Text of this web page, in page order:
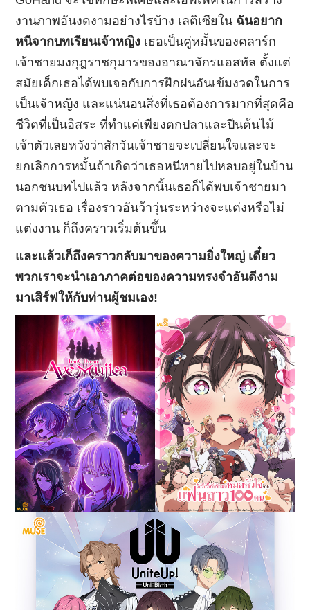
งานภาพอันงดงามอย่างไรบ้าง เลติเซียใน ฉันอยาก
หนีจากบทเรียนเจ้าหญิง เธอเป็นคู่หมั้นของคลาร์ก
เจ้าชายมงกุฎราชกุมารของอาณาจักรแอสทัล ตั้งแต่
สมัยเด็กเธอได้พบเจอกับการฝึกฝนอันเข้มงวดในการ
เป็นเจ้าหญิง และแน่นอนสิ่งที่เธอต้องการมากที่สุดคือ
ชีวิตที่เป็นอิสระ ที่ทำแค่เพียงตกปลาและปีนต้นไม้
เจ้าตัวเลยหวังว่าสักวันเจ้าชายจะเปลี่ยนใจและจะ
ยกเลิกการหมั้นถ้าเกิดว่าเธอหนีหายไปหลบอยู่ในบ้าน
นอกชนบทไปแล้ว หลังจากนั้นเธอก็ได้พบเจ้าชายมา
ตามตัวเธอ เรื่องราวอันว้าวุ่นระหว่างจะแต่งหรือไม่
แต่งงาน ก็ถึงคราวเริ่มต้นขึ้น
และแล้วเก็ถึงคราวกลับมาของความยิ่งใหญ่ เดี๋ยว
พวกเราจะนำเอาภาคต่อของความทรงจำอันดีงาม
มาเสิร์ฟให้กับท่านผู้ชมเอง!